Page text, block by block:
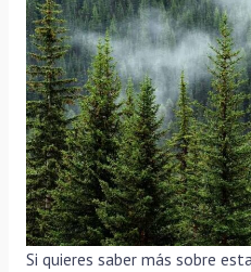
Si quieres saber más sobre